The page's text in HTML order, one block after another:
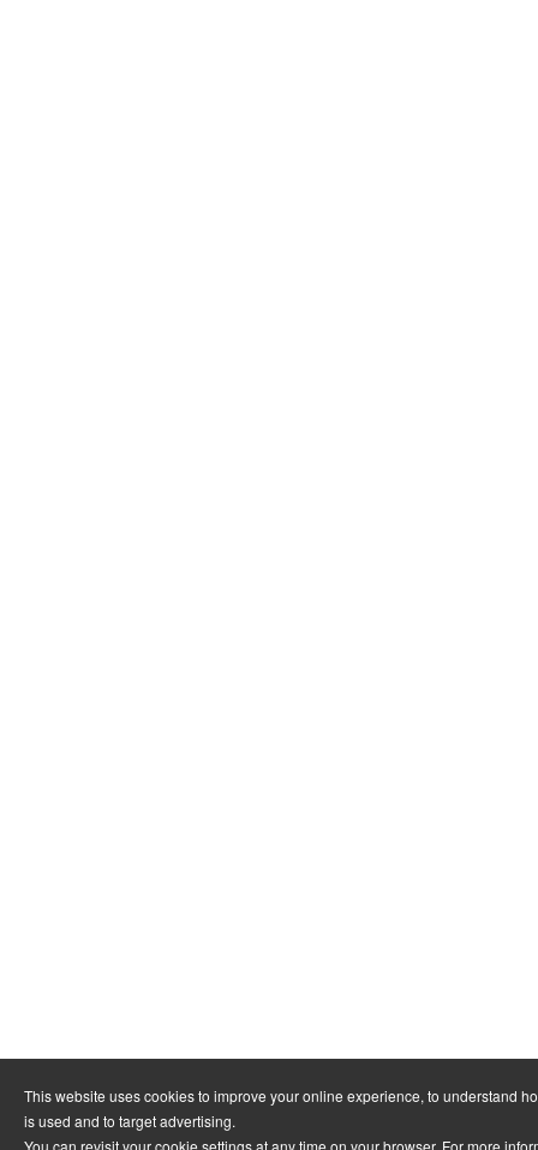
This website uses cookies to improve your online experience, to understand
is used and to target advertising.
You can revisit your cookie settings at any time on your browser. For more